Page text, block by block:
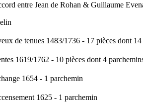
entre Jean de Rohan & Guillaume
de tenues 1483/1736 - 17 pièces dont 14
1619/1762 - 10 pièces dont 4
1654 - 1 parchemin
1625 - 1 parchemin